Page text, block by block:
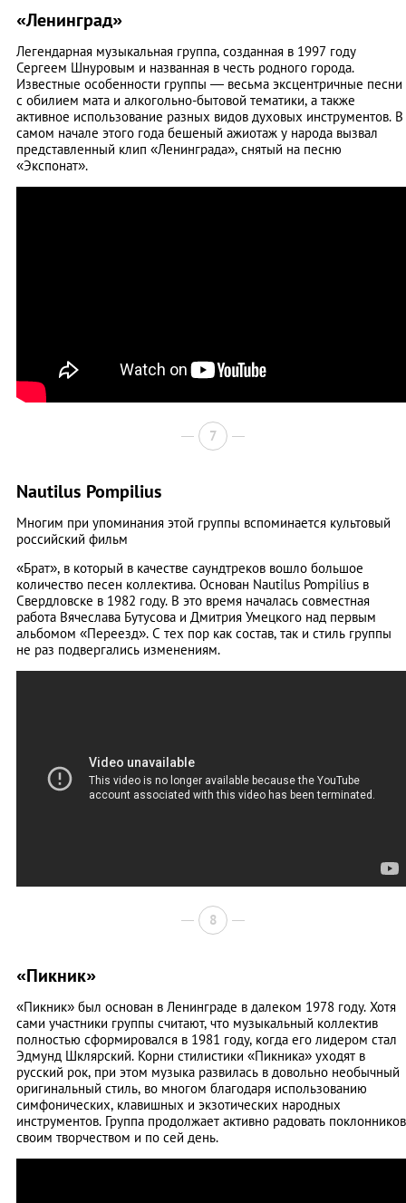
«Ленинград»
Легендарная музыкальная группа, созданная в 1997 году
Сергеем Шнуровым и названная в честь родного города.
Известные особенности группы — весьма эксцентричные песни
с обилием мата и алкогольно-бытовой тематики, а также
активное использование разных видов духовых инструментов. В
самом начале этого года бешеный ажиотаж у народа вызвал
представленный клип «Ленинграда», снятый на песню
«Экспонат».
7
Nautilus Pompilius
Многим при упоминания этой группы вспоминается культовый
российский фильм
«Брат», в который в качестве саундтреков вошло большое
количество песен коллектива. Основан Nautilus Pompilius в
Свердловске в 1982 году. В это время началась совместная
работа Вячеслава Бутусова и Дмитрия Умецкого над первым
альбомом «Переезд». С тех пор как состав, так и стиль группы
не раз подвергались изменениям.
8
«Пикник»
«Пикник» был основан в Ленинграде в далеком 1978 году. Хотя
сами участники группы считают, что музыкальный коллектив
полностью сформировался в 1981 году, когда его лидером стал
Эдмунд Шклярский. Корни стилистики «Пикника» уходят в
русский рок, при этом музыка развилась в довольно необычный
оригинальный стиль, во многом благодаря использованию
симфонических, клавишных и экзотических народных
инструментов. Группа продолжает активно радовать поклонников
своим творчеством и по сей день.